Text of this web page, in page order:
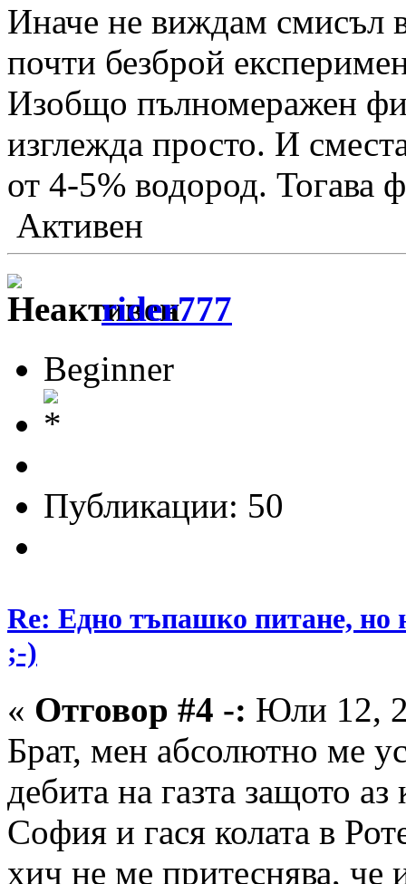
Иначе не виждам смисъл
почти безброй
Изобщо пълномеражен
изглежда просто. И
от 4-5% водород. Тогава
Активен
rider777
Beginner
Публикации: 50
Re: Едно тъпашко питане, но
;-)
« Отговор #4 -: Юли 12,
Брат, мен абсолютно ме
дебита на газта защото
София и гася колата в
хич не ме притеснява, че